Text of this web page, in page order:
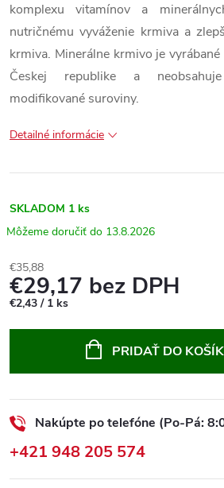
komplexu vitamínov a
nutričnému vyváženie krmiva a
krmiva. Minerálne krmivo je
Českej republike a
modifikované suroviny.
Detailné informácie
SKLADOM 1 ks
13.8.2026
€35,88
€29,17 bez DPH
Jednotková
€2,43 / 1 ks
PRIDAŤ DO
Nakúpte po telefóne (Po-Pá:
+421 948 205 574